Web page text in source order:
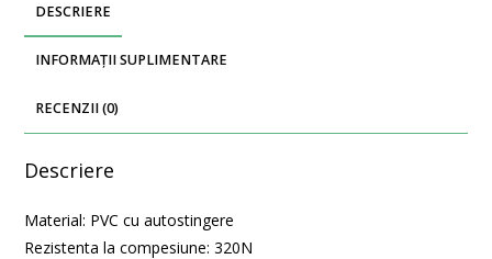
DESCRIERE
INFORMAȚII SUPLIMENTARE
RECENZII (0)
Descriere
Material: PVC cu autostingere
Rezistenta la compesiune: 320N